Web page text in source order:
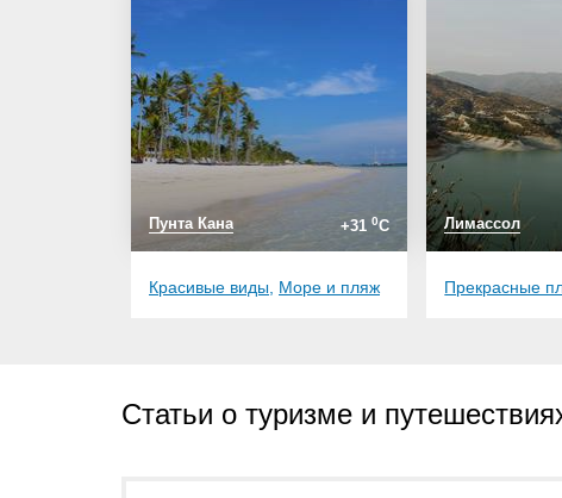
Пунта Кана +310C
Красивые виды Море и пляж
Лимассол
Прекрасные
Статьи о туризме и